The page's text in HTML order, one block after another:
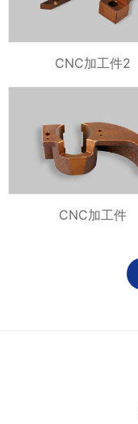
CNC加工件2
CNC加工件